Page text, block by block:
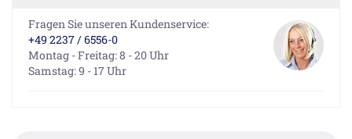
Fragen Sie unseren Kundenservice:
+49 2237 / 6556-0
Montag - Freitag: 8 - 20 Uhr
Samstag: 9 - 17 Uhr